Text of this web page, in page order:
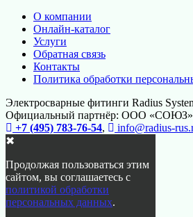
О компании
Онлайн-каталог
Услуги
Обратная связь
Контакты
Политика обработки
Электросварные фитинги Radius
Официальный партнёр: ООО
+7 (495) 783-76-54,
info@radius-
✖
Продолжая пользоваться этим
сайтом, вы соглашаетесь с
политикой обработки
персональных данных.